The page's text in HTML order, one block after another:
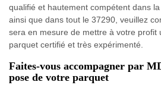
qualifié et hautement compétent dans
ainsi que dans tout le 37290, veuillez
sera en mesure de mettre à votre profit
parquet certifié et très expérimenté.
Faites-vous accompagner par
pose de votre parquet